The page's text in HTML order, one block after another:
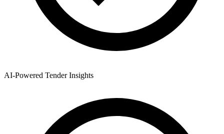
AI-Powered Tender Insights